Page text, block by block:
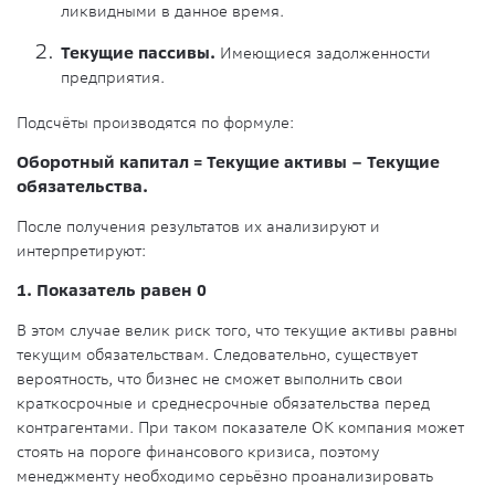
ликвидными в данное время.
Текущие пассивы. Имеющиеся задолженности
предприятия.
Подсчёты производятся по формуле:
Оборотный капитал = Текущие активы – Текущие
обязательства.
После получения результатов их анализируют и
интерпретируют:
1. Показатель равен 0
В этом случае велик риск того, что текущие активы равны
текущим обязательствам. Следовательно, существует
вероятность, что бизнес не сможет выполнить свои
краткосрочные и среднесрочные обязательства перед
контрагентами. При таком показателе ОК компания может
стоять на пороге финансового кризиса, поэтому
менеджменту необходимо серьёзно проанализировать